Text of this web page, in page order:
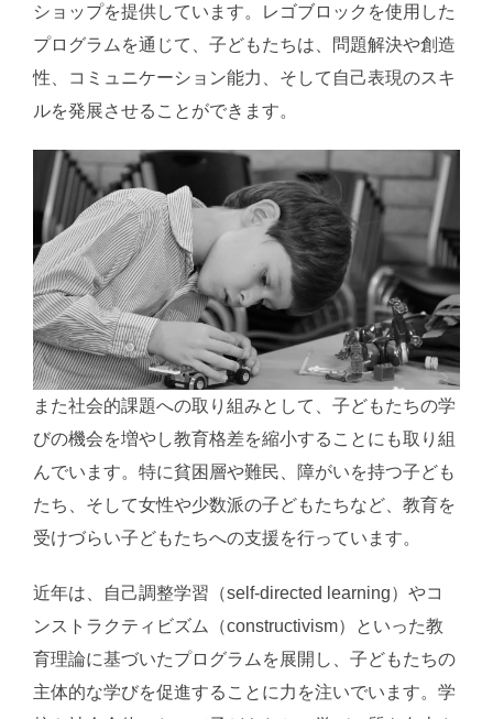
ショップを提供しています。レゴブロックを使用した
プログラムを通じて、子どもたちは、問題解決や創造
性、コミュニケーション能力、そして自己表現のスキ
ルを発展させることができます。
また社会的課題への取り組みとして、子どもたちの学
びの機会を増やし教育格差を縮小することにも取り組
んでいます。特に貧困層や難民、障がいを持つ子ども
たち、そして女性や少数派の子どもたちなど、教育を
受けづらい子どもたちへの支援を行っています。
近年は、自己調整学習（self-directed learning）やコ
ンストラクティビズム（constructivism）といった教
育理論に基づいたプログラムを展開し、子どもたちの
主体的な学びを促進することに力を注いでいます。学